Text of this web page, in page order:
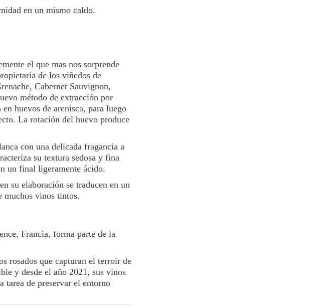
en un mismo caldo.
el que mas nos sorprende
de los viñedos de
Cabernet Sauvignon,
método de extracción por
huevos de arenisca, para luego
La rotación del huevo produce
con una delicada fragancia a
su textura sedosa y fina
un final ligeramente ácido.
su elaboración se traducen en un
muchos vinos tintos.
Francia, forma parte de la
rosados ​​que capturan el terroir de
y desde el año 2021, sus vinos
tarea de preservar el entorno